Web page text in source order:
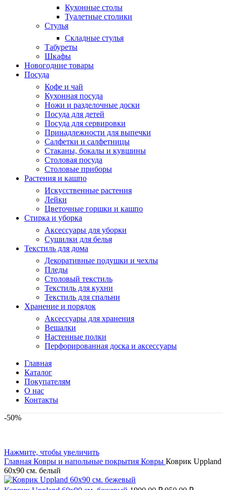
Кухонные столы
Туалетные столики
Стулья
Складные стулья
Табуреты
Шкафы
Новогодние товары
Посуда
Кофе и чай
Кухонная посуда
Ножи и разделочные доски
Посуда для детей
Посуда для сервировки
Принадлежности для выпечки
Салфетки и салфетницы
Стаканы, бокалы и кувшины
Столовая посуда
Столовые приборы
Растения и кашпо
Искусственные растения
Лейки
Цветочные горшки и кашпо
Стирка и уборка
Аксессуары для уборки
Сушилки для белья
Текстиль для дома
Декоративные подушки и чехлы
Пледы
Столовый текстиль
Текстиль для кухни
Текстиль для спальни
Хранение и порядок
Аксессуары для хранения
Вешалки
Настенные полки
Перфорированная доска и аксессуары
Главная
Каталог
Покупателям
О нас
Контакты
-50%
Нажмите, чтобы увеличить
Главная Ковры и напольные покрытия Ковры Коврик Uppland
60х90 см. белый
Первоначальная
Текущая